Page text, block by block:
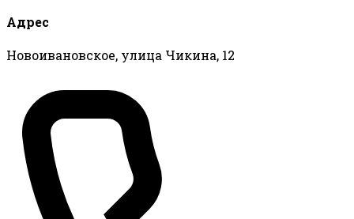
Адрес
Новоивановское, улица Чикина, 12